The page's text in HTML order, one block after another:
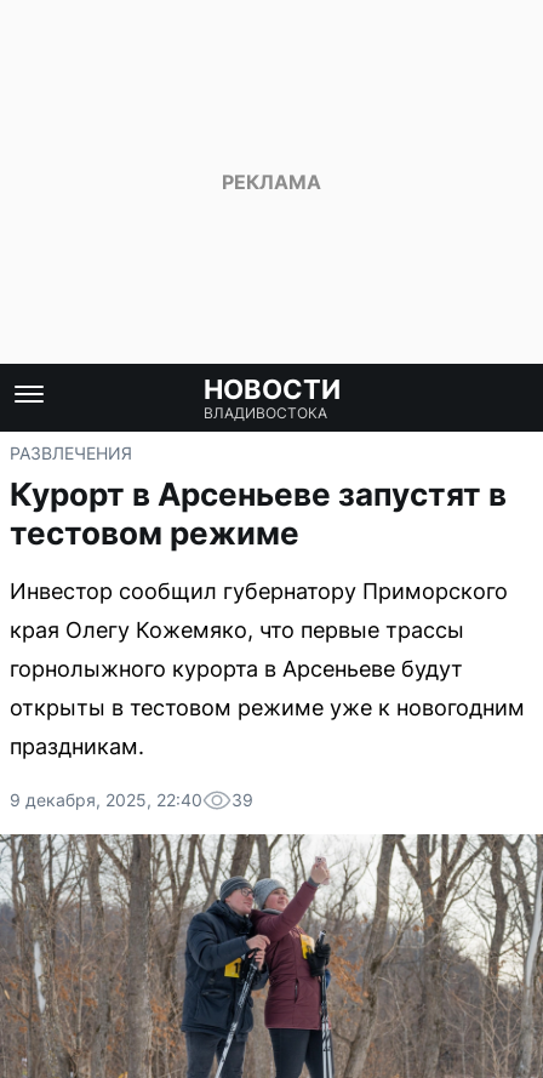
НОВОСТИ
ВЛАДИВОСТОКА
РАЗВЛЕЧЕНИЯ
Курорт в Арсеньеве запустят в
тестовом режиме
Инвестор сообщил губернатору Приморского
края Олегу Кожемяко, что первые трассы
горнолыжного курорта в Арсеньеве будут
открыты в тестовом режиме уже к новогодним
праздникам.
9 декабря, 2025, 22:40 39